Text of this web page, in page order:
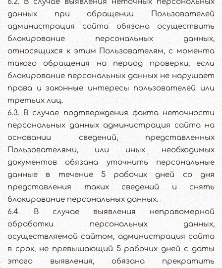
6.2. В случае выявления неточных персональных
данных при обращении Пользователей
администрация сайта обязана осуществить
блокирование персональных данных,
относящихся к этим Пользователям, с момента
такого обращения на период проверки, если
блокирование персональных данных не нарушает
права и законные интересы пользователей или
третьих лиц.
6.3. В случае подтверждения факта неточности
персональных данных администрация сайта на
основании сведений, представленных
Пользователями, или иных необходимых
документов обязана уточнить персональные
данные в течение 5 рабочих дней со дня
представления таких сведений и снять
блокирование персональных данных.
6.4. В случае выявления неправомерной
обработки персональных данных,
осуществляемой сайтом, администрация сайта
в срок, не превышающий 5 рабочих дней с даты
этого выявления, обязана прекратить